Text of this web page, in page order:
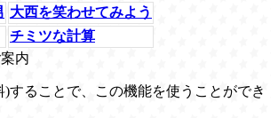
大西を笑わせてみよう
チミツな計算
内
することで、この機能を使うことができ